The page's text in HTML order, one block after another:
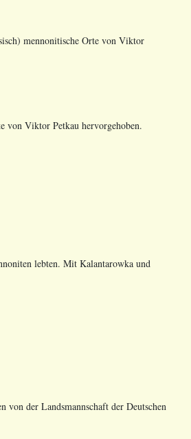
mennonitische Orte von Viktor
von Viktor Petkau hervorgehoben.
lebten. Mit Kalantarowka und
der Landsmannschaft der Deutschen